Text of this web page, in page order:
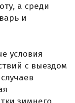
а среди
и
условия
с выездом